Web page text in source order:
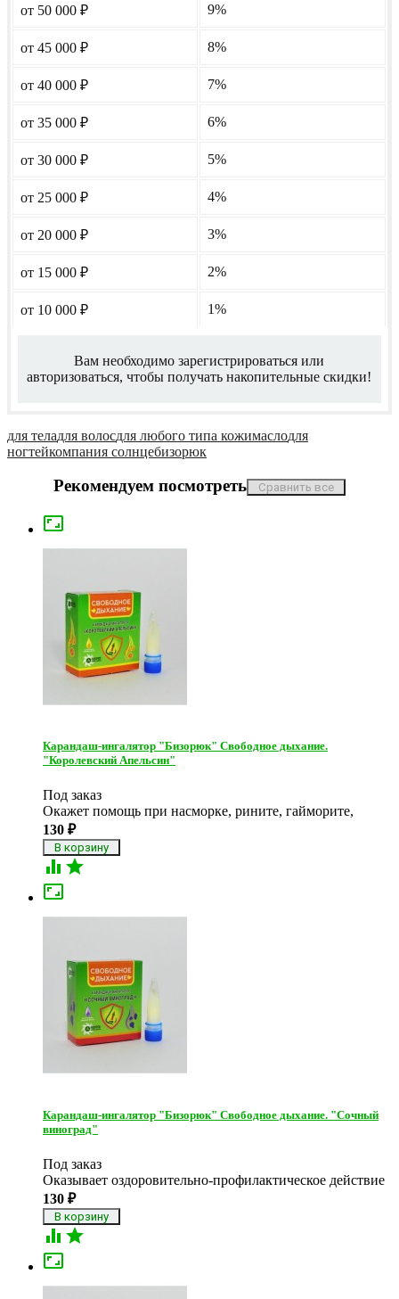
от 50 000 ₽ 9%
от 45 000 ₽ 8%
от 40 000 ₽ 7%
от 35 000 ₽ 6%
от 30 000 ₽ 5%
от 25 000 ₽ 4%
от 20 000 ₽ 3%
от 15 000 ₽ 2%
от 10 000 ₽ 1%
Вам необходимо зарегистрироваться или
авторизоваться, чтобы получать накопительные скидки!
для теладля волосдля любого типа кожимаслодля
ногтейкомпания солнцебизорюк
Рекомендуем посмотреть

Карандаш-ингалятор "Бизорюк" Свободное дыхание.
"Королевский Апельсин"
Под заказ
Окажет помощь при насморке, рините, гайморите,
130 ₽
 

Карандаш-ингалятор "Бизорюк" Свободное дыхание. "Сочный
виноград"
Под заказ
Оказывает оздоровительно-профилактическое действие
130 ₽
 
